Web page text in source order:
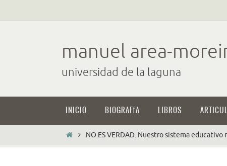
al
manuel area-
universidad de la laguna
contenido
INICIO BIOGRAFÍA LIBROS
InicioNO ES VERDAD. Nuestro sistema educativo